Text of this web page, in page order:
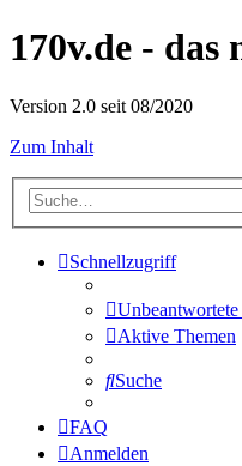
170v.de - das
Version 2.0 seit 08/2020
Zum Inhalt
Schnellzugriff
Aktive Themen
Suche
FAQ
Anmelden